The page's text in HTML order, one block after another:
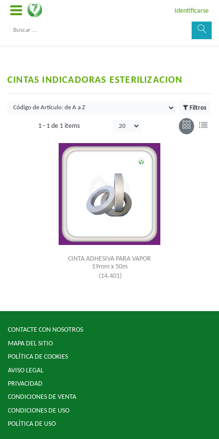
Identificarse
CINTAS INDICADORAS ESTERILIZACION
Filtros
1 - 1 de 1 items
CINTA ADHESIVA PARA VAPOR
19mm x 50m
(14.401)
CONTACTE CON NOSOTROS
MAPA DEL SITIO
POLÍTICA DE COOKIES
AVISO LEGAL
PRIVACIDAD
CONDICIONES DE VENTA
CONDICIONES DE USO
POLÍTICA DE USO